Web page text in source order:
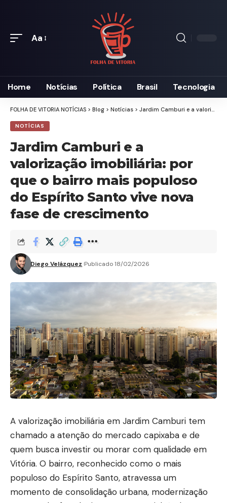
Font
Aa
Home Notícias Política Brasil Tecnologia
FOLHA DE VITORIA NOTÍCIAS > Blog > Notícias > Jardim Camburi e a valorização imobiliária: por que o bairro mais populoso do Espírito Santo vive nova fase de crescimento
NOTÍCIAS
Jardim Camburi e a
valorização imobiliária: por
que o bairro mais populoso
do Espírito Santo vive nova
fase de crescimento
Diego Velázquez Publicado 18/02/2026
A valorização imobiliária em Jardim Camburi tem
chamado a atenção do mercado capixaba e de
quem busca investir ou morar com qualidade em
Vitória. O bairro, reconhecido como o mais
populoso do Espírito Santo, atravessa um
momento de consolidação urbana, modernização